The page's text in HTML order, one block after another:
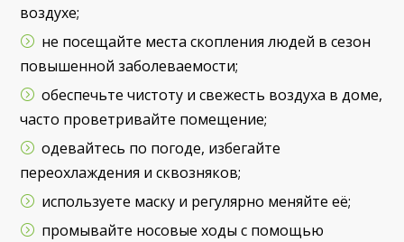
воздухе;
не посещайте места скопления людей в сезон
повышенной заболеваемости;
обеспечьте чистоту и свежесть воздуха в доме,
часто проветривайте помещение;
одевайтесь по погоде, избегайте
переохлаждения и сквозняков;
используете маску и регулярно меняйте её;
промывайте носовые ходы с помощью